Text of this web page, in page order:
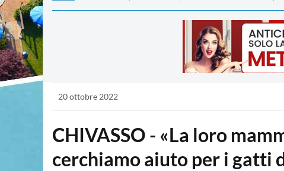
20 ottobre 2022
CHIVASSO - «La loro
cerchiamo aiuto per i gatti